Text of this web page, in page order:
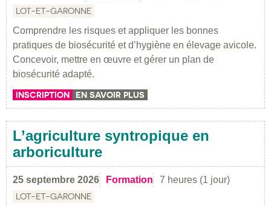
LOT-ET-GARONNE
Comprendre les risques et appliquer les bonnes
pratiques de biosécurité et d’hygiène en élevage avicole.
Concevoir, mettre en œuvre et gérer un plan de
biosécurité adapté.
INSCRIPTION EN SAVOIR PLUS
L’agriculture syntropique en
arboriculture
25 septembre 2026 Formation 7 heures (1 jour)
LOT-ET-GARONNE